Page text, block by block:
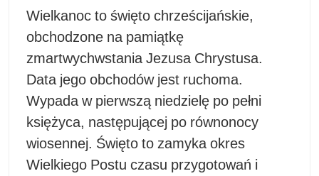
Wielkanoc to święto chrześcijańskie,
obchodzone na pamiątkę
zmartwychwstania Jezusa Chrystusa.
Data jego obchodów jest ruchoma.
Wypada w pierwszą niedzielę po pełni
księżyca, następującej po równonocy
wiosennej. Święto to zamyka okres
Wielkiego Postu czasu przygotowań i